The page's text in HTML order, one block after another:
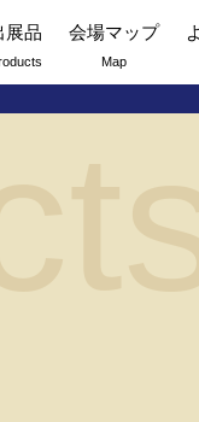
展品 会場マップ
Map